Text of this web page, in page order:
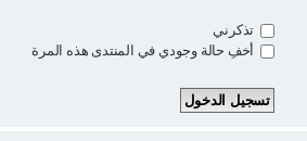
تذكرني
أخفِ حالة وجودي في المنتدى هذه المرة